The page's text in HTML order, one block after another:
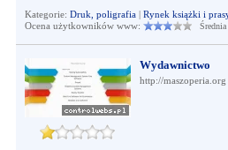
Kategorie: Druk, poligrafia| Rynek książki i
Ocena użytkowników www:
Średnia
Wydawnictwo
http://maszoperia.org